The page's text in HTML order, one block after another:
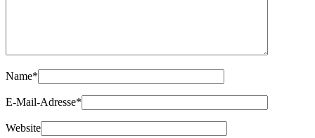
Name*
E-Mail-Adresse*
Website